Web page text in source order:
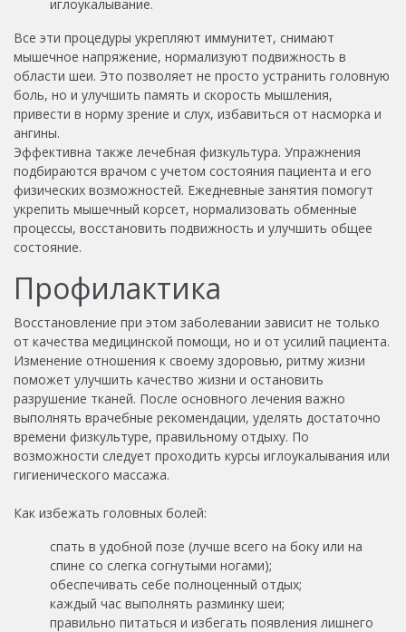
иглоукалывание.
Все эти процедуры укрепляют иммунитет, снимают
мышечное напряжение, нормализуют подвижность в
области шеи. Это позволяет не просто устранить головную
боль, но и улучшить память и скорость мышления,
привести в норму зрение и слух, избавиться от насморка и
ангины.
Эффективна также лечебная физкультура. Упражнения
подбираются врачом с учетом состояния пациента и его
физических возможностей. Ежедневные занятия помогут
укрепить мышечный корсет, нормализовать обменные
процессы, восстановить подвижность и улучшить общее
состояние.
Профилактика
Восстановление при этом заболевании зависит не только
от качества медицинской помощи, но и от усилий пациента.
Изменение отношения к своему здоровью, ритму жизни
поможет улучшить качество жизни и остановить
разрушение тканей. После основного лечения важно
выполнять врачебные рекомендации, уделять достаточно
времени физкультуре, правильному отдыху. По
возможности следует проходить курсы иглоукалывания или
гигиенического массажа.
Как избежать головных болей:
спать в удобной позе (лучше всего на боку или на
спине со слегка согнутыми ногами);
обеспечивать себе полноценный отдых;
каждый час выполнять разминку шеи;
правильно питаться и избегать появления лишнего